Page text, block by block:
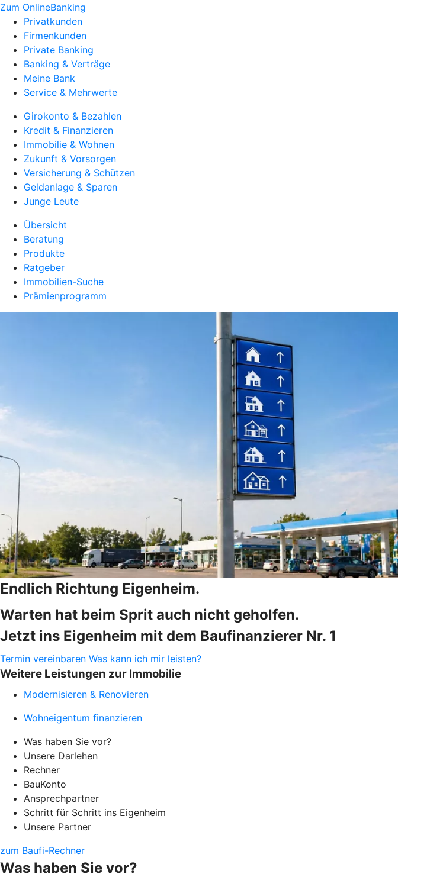
Zum OnlineBanking
Privatkunden
Firmenkunden
Private Banking
Banking & Verträge
Meine Bank
Service & Mehrwerte
Girokonto & Bezahlen
Kredit & Finanzieren
Immobilie & Wohnen
Zukunft & Vorsorgen
Versicherung & Schützen
Geldanlage & Sparen
Junge Leute
Übersicht
Beratung
Produkte
Ratgeber
Immobilien-Suche
Prämienprogramm
Endlich Richtung Eigenheim.
Warten hat beim Sprit auch nicht geholfen.
Jetzt ins Eigenheim mit dem Baufinanzierer Nr. 1
Termin vereinbaren Was kann ich mir leisten?
Weitere Leistungen zur Immobilie
Modernisieren & Renovieren
Wohneigentum finanzieren
Was haben Sie vor?
Unsere Darlehen
Rechner
BauKonto
Ansprechpartner
Schritt für Schritt ins Eigenheim
Unsere Partner
zum Baufi-Rechner
Was haben Sie vor?